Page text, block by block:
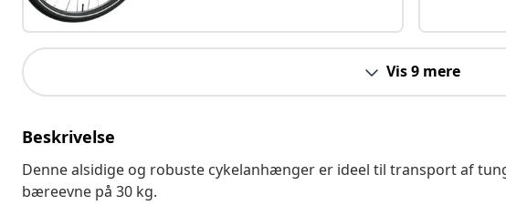
Vis 9 mere
Beskrivelse
Denne alsidige og robuste cykelanhænger er ideel til transport af
bæreevne på 30 kg.